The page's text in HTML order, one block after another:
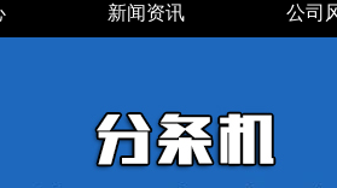
新闻资讯 公司